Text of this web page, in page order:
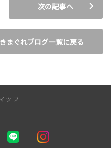
まぐれブログ一覧に戻る
次の記事へ
ップ